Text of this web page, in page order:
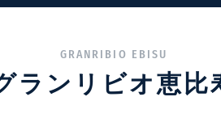
GRANRIBIO EBISU
ランリビオ恵比